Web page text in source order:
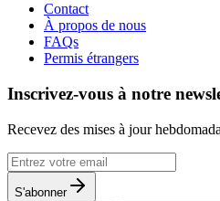
Contact
À propos de nous
FAQs
Permis étrangers
Inscrivez-vous à notre
Recevez des mises à jour
S'abonner